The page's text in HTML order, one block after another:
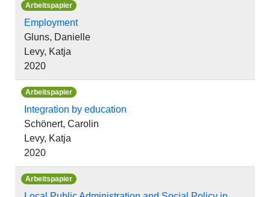
Arbeitspapier
Employment
Gluns, Danielle
Levy, Katja
2020
Arbeitspapier
Integration by education
Schönert, Carolin
Levy, Katja
2020
Arbeitspapier